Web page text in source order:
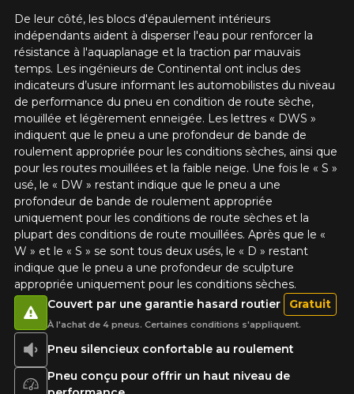
De leur côté, les blocs d'épaulement intérieurs
indépendants aident à disperser l'eau pour renforcer la
résistance à l'aquaplanage et la traction par mauvais
temps. Les ingénieurs de Continental ont inclus des
indicateurs d’usure informant les automobilistes du niveau
de performance du pneu en condition de route sèche,
mouillée et légèrement enneigée. Les lettres « DWS »
indiquent que le pneu a une profondeur de bande de
roulement appropriée pour les conditions sèches, ainsi que
pour les routes mouillées et la faible neige. Une fois le « S »
usé, le « DW » restant indique que le pneu a une
profondeur de bande de roulement appropriée
uniquement pour les conditions de route sèches et la
plupart des conditions de route mouillées. Après que le «
W » et le « S » se sont tous deux usés, le « D » restant
indique que le pneu a une profondeur de sculpture
appropriée uniquement pour les conditions sèches.
Pneu silencieux confortable au roulement
Pneu conçu pour offrir un haut niveau de
Couvert par une garantie hasard routier Gratuit
À l'achat de 4 pneus. Certaines conditions s'appliquent.